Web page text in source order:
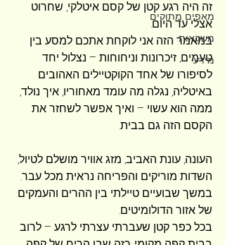
מאפים מתוקים
משקאות
מידע
זה היה רגע קטן של קסם איטלקי, שחרוט
אצלי עד היום.
במאמר הזה אני לוקחת אתכם למסע בין
טעמים, זיכרונות וניחוחות – נצלול יחד
לסיפורו של אחד הקוקטיילים האהובים
באיטליה, נגלה מה עומד מאחוריו, איך נולד,
ממה הוא עשוי – ואיך אפשר לשחזר את
הקסם הזה גם בבית.
העונה, עונת האביב, מזג אוויר מושלם לטיול,
השדות מוריקים והפריחה נראית מכל עבר.
במשך שבועיים טיילתי בין ההרים והעמקים
של אזור הדולומיטים.
בכל כפר קטן שעברתי עצרתי לרגע – לרוב